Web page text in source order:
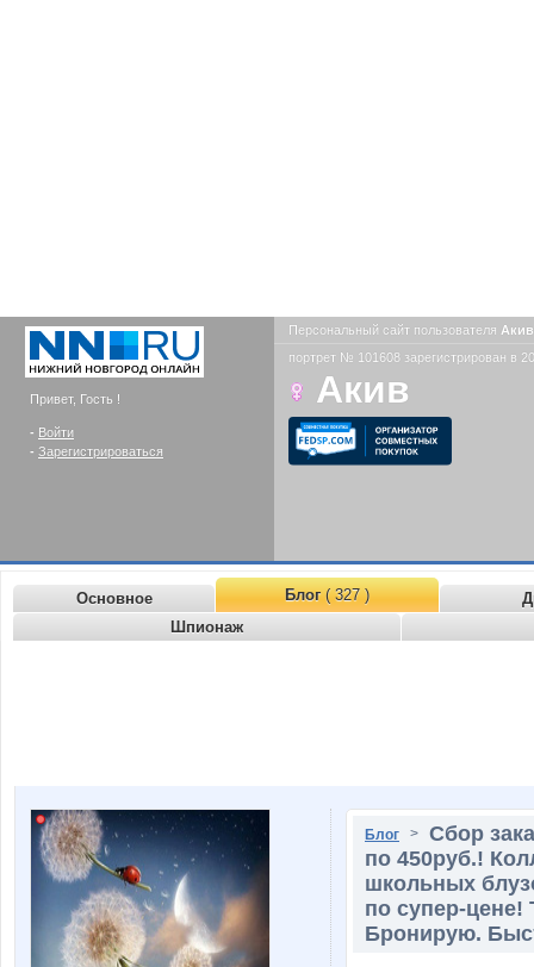
Привет, Гость !
- Войти
- Зарегистрироваться
Персональный сайт пользователя
портрет № 101608 зарегистрирован в
Акив
Основное Блог( 327 )
Шпионаж
Блог > Сбор
по 450руб.!
школьных
по супер-цене!
Бронирую.